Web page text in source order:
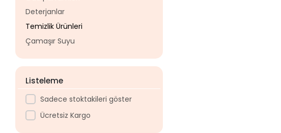
Deterjanlar
Temizlik Ürünleri
Çamaşır Suyu
Listeleme
Sadece stoktakileri göster
Ücretsiz Kargo